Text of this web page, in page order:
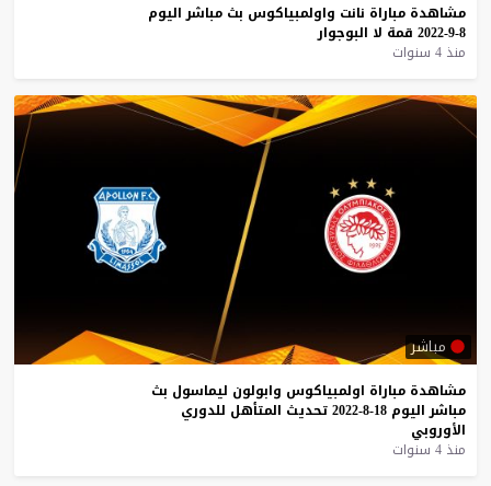
مشاهدة مباراة نانت واولمبياكوس بث مباشر اليوم
8-9-2022
قمة لا البوجوار
منذ 4 سنوات
مباشر
مشاهدة مباراة اولمبياكوس وابولون ليماسول بث
مباشر اليوم 18-8-2022 تحديث المتأهل للدوري
الأوروبي
منذ 4 سنوات